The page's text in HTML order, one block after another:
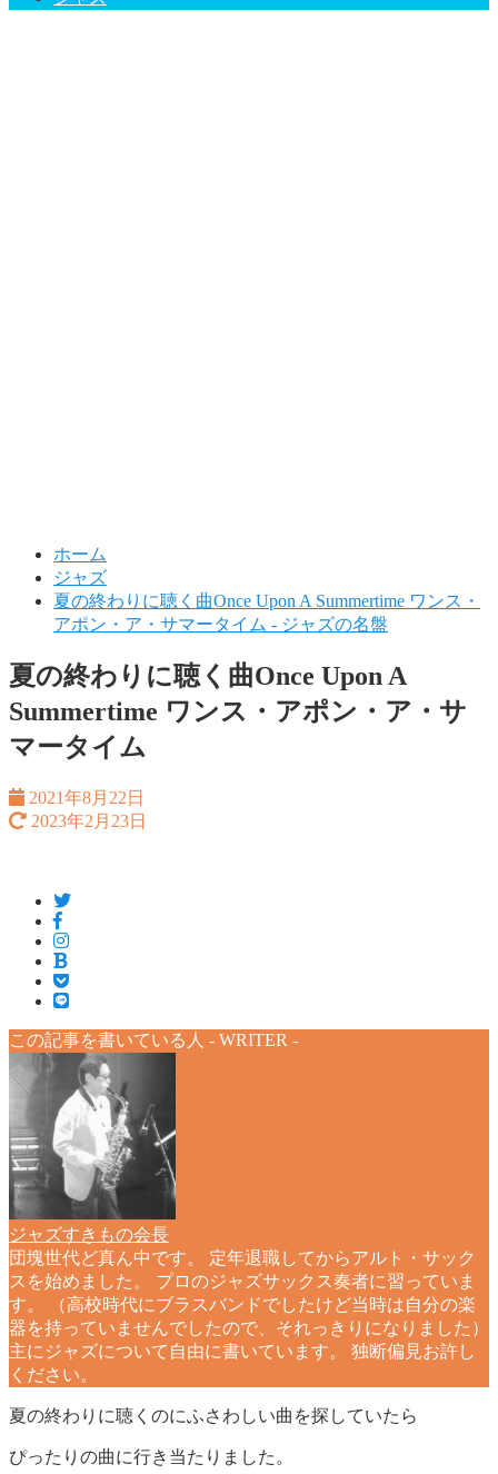
ホーム
ジャズ
夏の終わりに聴く曲Once Upon A Summertime ワンス・
アポン・ア・サマータイム - ジャズの名盤
夏の終わりに聴く曲Once Upon A
Summertime ワンス・アポン・ア・サ
マータイム
2021年8月22日
2023年2月23日
この記事を書いている人 - WRITER -
ジャズすきもの会長
団塊世代ど真ん中です。 定年退職してからアルト・サック
スを始めました。 プロのジャズサックス奏者に習っていま
す。 （高校時代にブラスバンドでしたけど当時は自分の楽
器を持っていませんでしたので、それっきりになりました）
主にジャズについて自由に書いています。 独断偏見お許し
ください。
夏の終わりに聴くのにふさわしい曲を探していたら
ぴったりの曲に行き当たりました。